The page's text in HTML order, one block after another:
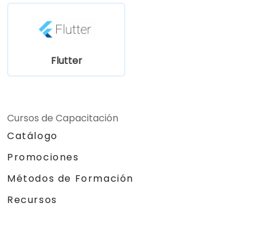
Flutter
Cursos de Capacitación
Catálogo
Promociones
Métodos de Formación
Recursos